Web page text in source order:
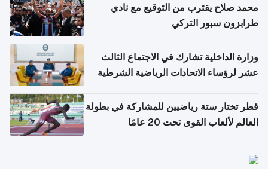
محمد صلاح يقترب من التوقيع مع نادي
طرابزون سبور التركي
وزارة الداخلية تشارك في الاجتماع الثالث
عشر لرؤساء الاتحادات الرياضية الشرطية
قطر تختار ستة رياضيين للمشاركة في بطولة
العالم لألعاب القوى تحت 20 عامًا